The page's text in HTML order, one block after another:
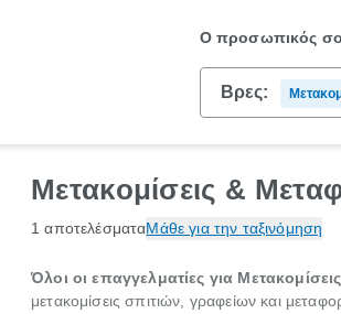
Ο προσωπικός
Βρες:
Μετακομίσεις &
1 αποτελέσματαΜάθε για την ταξινόμηση
Όλοι οι επαγγελματίες για
μετακομίσεις σπιτιών, γραφείων και